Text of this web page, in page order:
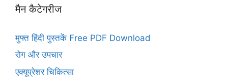
मैन कैटेगरीज
मुफ्त हिंदी पुस्तकें Free PDF Download
रोग और उपचार
एक्यूप्रेशर चिकित्सा